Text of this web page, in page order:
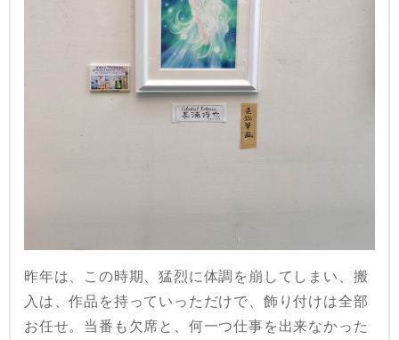
昨年は、この時期、猛烈に体調を崩してしまい、搬
入は、作品を持っていっただけで、飾り付けは全部
お任せ。当番も欠席と、何一つ仕事を出来なかった